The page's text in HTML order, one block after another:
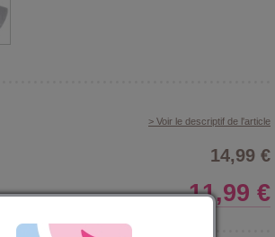
> Voir le descriptif de l'article
14,99 €
11,99 €